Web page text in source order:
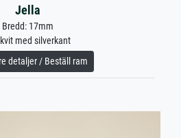
Jella
Bredd: 17mm
med silverkant
detaljer / Beställ ram